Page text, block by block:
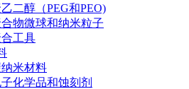
二醇（PEG和PEO)
物微球和纳米粒子
工具
米材料
化学品和蚀刻剂